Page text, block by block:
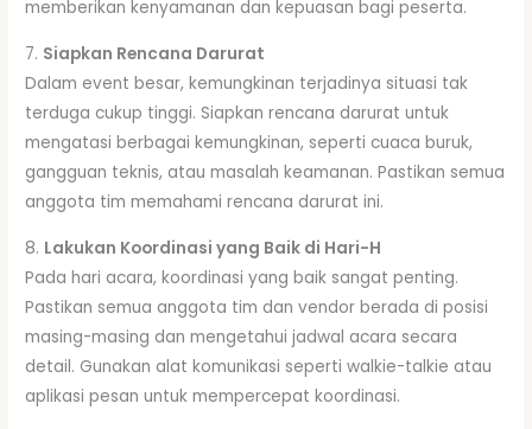
memberikan kenyamanan dan kepuasan bagi peserta.
7. Siapkan Rencana Darurat
Dalam event besar, kemungkinan terjadinya situasi tak
terduga cukup tinggi. Siapkan rencana darurat untuk
mengatasi berbagai kemungkinan, seperti cuaca buruk,
gangguan teknis, atau masalah keamanan. Pastikan semua
anggota tim memahami rencana darurat ini.
8. Lakukan Koordinasi yang Baik di Hari-H
Pada hari acara, koordinasi yang baik sangat penting.
Pastikan semua anggota tim dan vendor berada di posisi
masing-masing dan mengetahui jadwal acara secara
detail. Gunakan alat komunikasi seperti walkie-talkie atau
aplikasi pesan untuk mempercepat koordinasi.